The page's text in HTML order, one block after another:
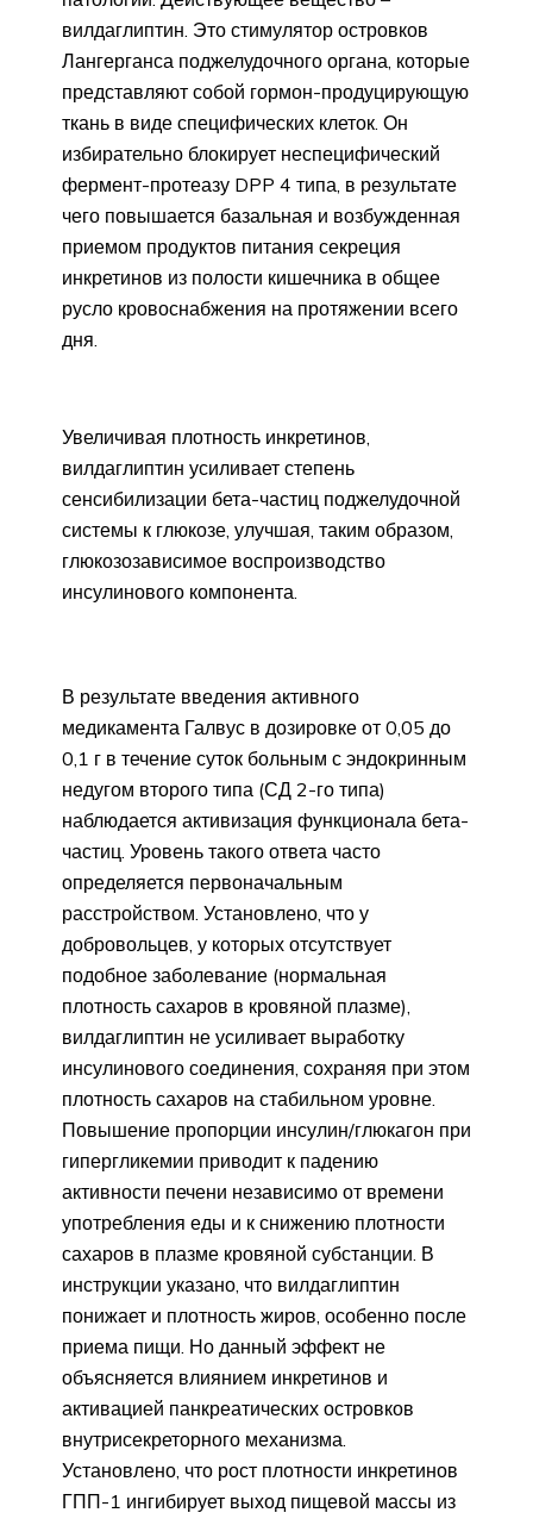
вилдаглиптин. Это стимулятор островков
Лангерганса поджелудочного органа, которые
представляют собой гормон-продуцирующую
ткань в виде специфических клеток. Он
избирательно блокирует неспецифический
фермент-протеазу DPP 4 типа, в результате
чего повышается базальная и возбужденная
приемом продуктов питания секреция
инкретинов из полости кишечника в общее
русло кровоснабжения на протяжении всего
дня.
Увеличивая плотность инкретинов,
вилдаглиптин усиливает степень
сенсибилизации бета-частиц поджелудочной
системы к глюкозе, улучшая, таким образом,
глюкозозависимое воспроизводство
инсулинового компонента.
В результате введения активного
медикамента Галвус в дозировке от 0,05 до
0,1 г в течение суток больным с эндокринным
недугом второго типа (СД 2-го типа)
наблюдается активизация функционала бета-
частиц. Уровень такого ответа часто
определяется первоначальным
расстройством. Установлено, что у
добровольцев, у которых отсутствует
подобное заболевание (нормальная
плотность сахаров в кровяной плазме),
вилдаглиптин не усиливает выработку
инсулинового соединения, сохраняя при этом
плотность сахаров на стабильном уровне.
Повышение пропорции инсулин/глюкагон при
гипергликемии приводит к падению
активности печени независимо от времени
употребления еды и к снижению плотности
сахаров в плазме кровяной субстанции. В
инструкции указано, что вилдаглиптин
понижает и плотность жиров, особенно после
приема пищи. Но данный эффект не
объясняется влиянием инкретинов и
активацией панкреатических островков
внутрисекреторного механизма.
Установлено, что рост плотности инкретинов
ГПП-1 ингибирует выход пищевой массы из